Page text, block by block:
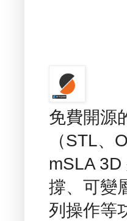
免費開源
（STL
mSLA
撐、可變
列操作等